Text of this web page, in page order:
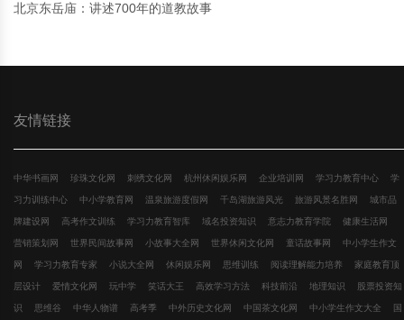
北京东岳庙：讲述700年的道教故事
友情链接
中华书画网 珍珠文化网 刺绣文化网 杭州休闲娱乐网 企业培训网 学习力教育中心 学
习力训练中心 中小学教育网 温泉旅游度假网 千岛湖旅游风光 旅游风景名胜网 城市品
牌建设网 高考作文训练 学习力教育智库 域名投资知识 意志力教育学院 健康生活网
营销策划网 世界民间故事网 小故事大全网 世界休闲文化网 童话故事网 中小学生作文
网 学习力教育专家 小说大全网 休闲娱乐网 思维训练 阅读理解能力培养 家庭教育顶
层设计 爱情文化网 玩中学 笑话大王 高效学习方法 科技前沿 地理知识 股票投资知
识 思维谷 中华人物谱 高考季 中外历史文化网 中国茶文化网 中小学生作文大全 国